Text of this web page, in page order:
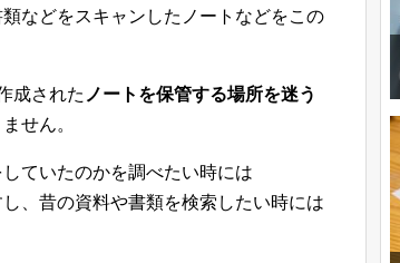
などをスキャンしたノートなどをこの
成された ノートを保管する場所を迷う
せん。
ていたのかを調べたい時には
、昔の資料や書類を検索したい時には